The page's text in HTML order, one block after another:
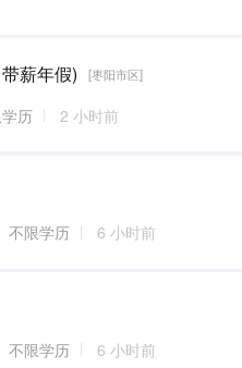
薪年假) [枣阳市区]
历 2 小时前
不限学历 6 小时前
不限学历 6 小时前